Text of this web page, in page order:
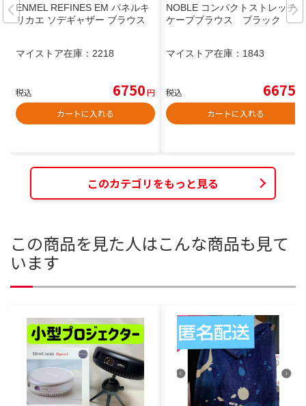
ENMEL REFINES EM パネルキ
リカエ ソデギャザー ブラウス
マイストア在庫： 2218
税込 6750円
カートに入れる
NOBLE コンパクトストレッチ
ケープブラウス ブラック
マイストア在庫： 1843
税込 6675
カートに入れる
このカテゴリをもっと見る
この商品を見た人はこんな商品も見て
います